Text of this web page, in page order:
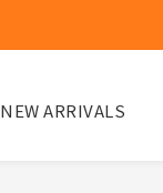
NEW ARRIVALS